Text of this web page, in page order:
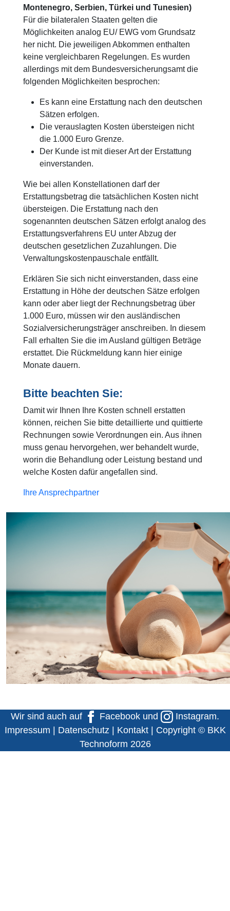
Montenegro, Serbien, Türkei und Tunesien)
Für die bilateralen Staaten gelten die
Möglichkeiten analog EU/ EWG vom Grundsatz
her nicht. Die jeweiligen Abkommen enthalten
keine vergleichbaren Regelungen. Es wurden
allerdings mit dem Bundesversicherungsamt die
folgenden Möglichkeiten besprochen:
Es kann eine Erstattung nach den deutschen
Sätzen erfolgen.
Die verauslagten Kosten übersteigen nicht
die 1.000 Euro Grenze.
Der Kunde ist mit dieser Art der Erstattung
einverstanden.
Wie bei allen Konstellationen darf der
Erstattungsbetrag die tatsächlichen Kosten nicht
übersteigen. Die Erstattung nach den
sogenannten deutschen Sätzen erfolgt analog des
Erstattungsverfahrens EU unter Abzug der
deutschen gesetzlichen Zuzahlungen. Die
Verwaltungskostenpauschale entfällt.
Erklären Sie sich nicht einverstanden, dass eine
Erstattung in Höhe der deutschen Sätze erfolgen
kann oder aber liegt der Rechnungsbetrag über
1.000 Euro, müssen wir den ausländischen
Sozialversicherungsträger anschreiben. In diesem
Fall erhalten Sie die im Ausland gültigen Beträge
erstattet. Die Rückmeldung kann hier einige
Monate dauern.
Bitte beachten Sie:
Damit wir Ihnen Ihre Kosten schnell erstatten
können, reichen Sie bitte detaillierte und quittierte
Rechnungen sowie Verordnungen ein. Aus ihnen
muss genau hervorgehen, wer behandelt wurde,
worin die Behandlung oder Leistung bestand und
welche Kosten dafür angefallen sind.
Ihre Ansprechpartner
Wir sind auch auf Facebook und Instagram.
Impressum | Datenschutz | Kontakt| Copyright © BKK
Technoform 2026